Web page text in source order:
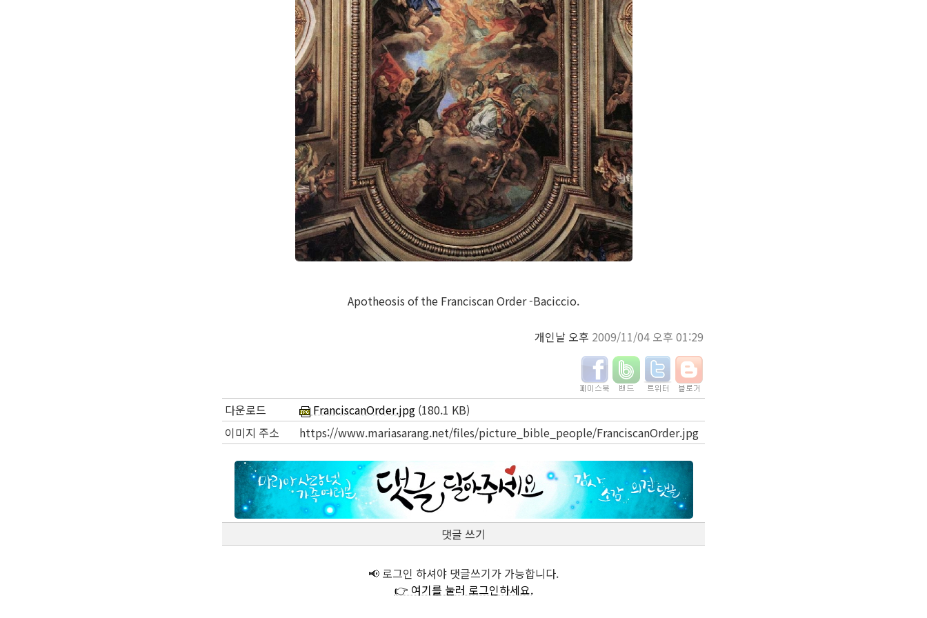
Apotheosis of the Franciscan Order -Baciccio.
개인날 오후 2009/11/04 오후 01:29
다운로드 FranciscanOrder.jpg (180.1 KB)
이미지 주소
https://www.mariasarang.net/files/picture_bible_people/FranciscanOrder.jpg
댓글 쓰기
📢 로그인 하셔야 댓글쓰기가 가능합니다.
👉 여기를 눌러 로그인하세요.